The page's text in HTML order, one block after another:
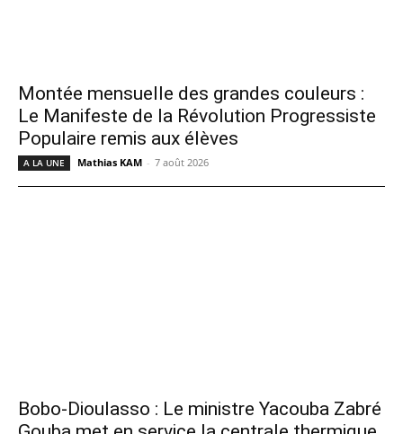
Montée mensuelle des grandes couleurs :
Le Manifeste de la Révolution Progressiste
Populaire remis aux élèves
A LA UNE Mathias KAM - 7 août 2026
Bobo-Dioulasso : Le ministre Yacouba Zabré